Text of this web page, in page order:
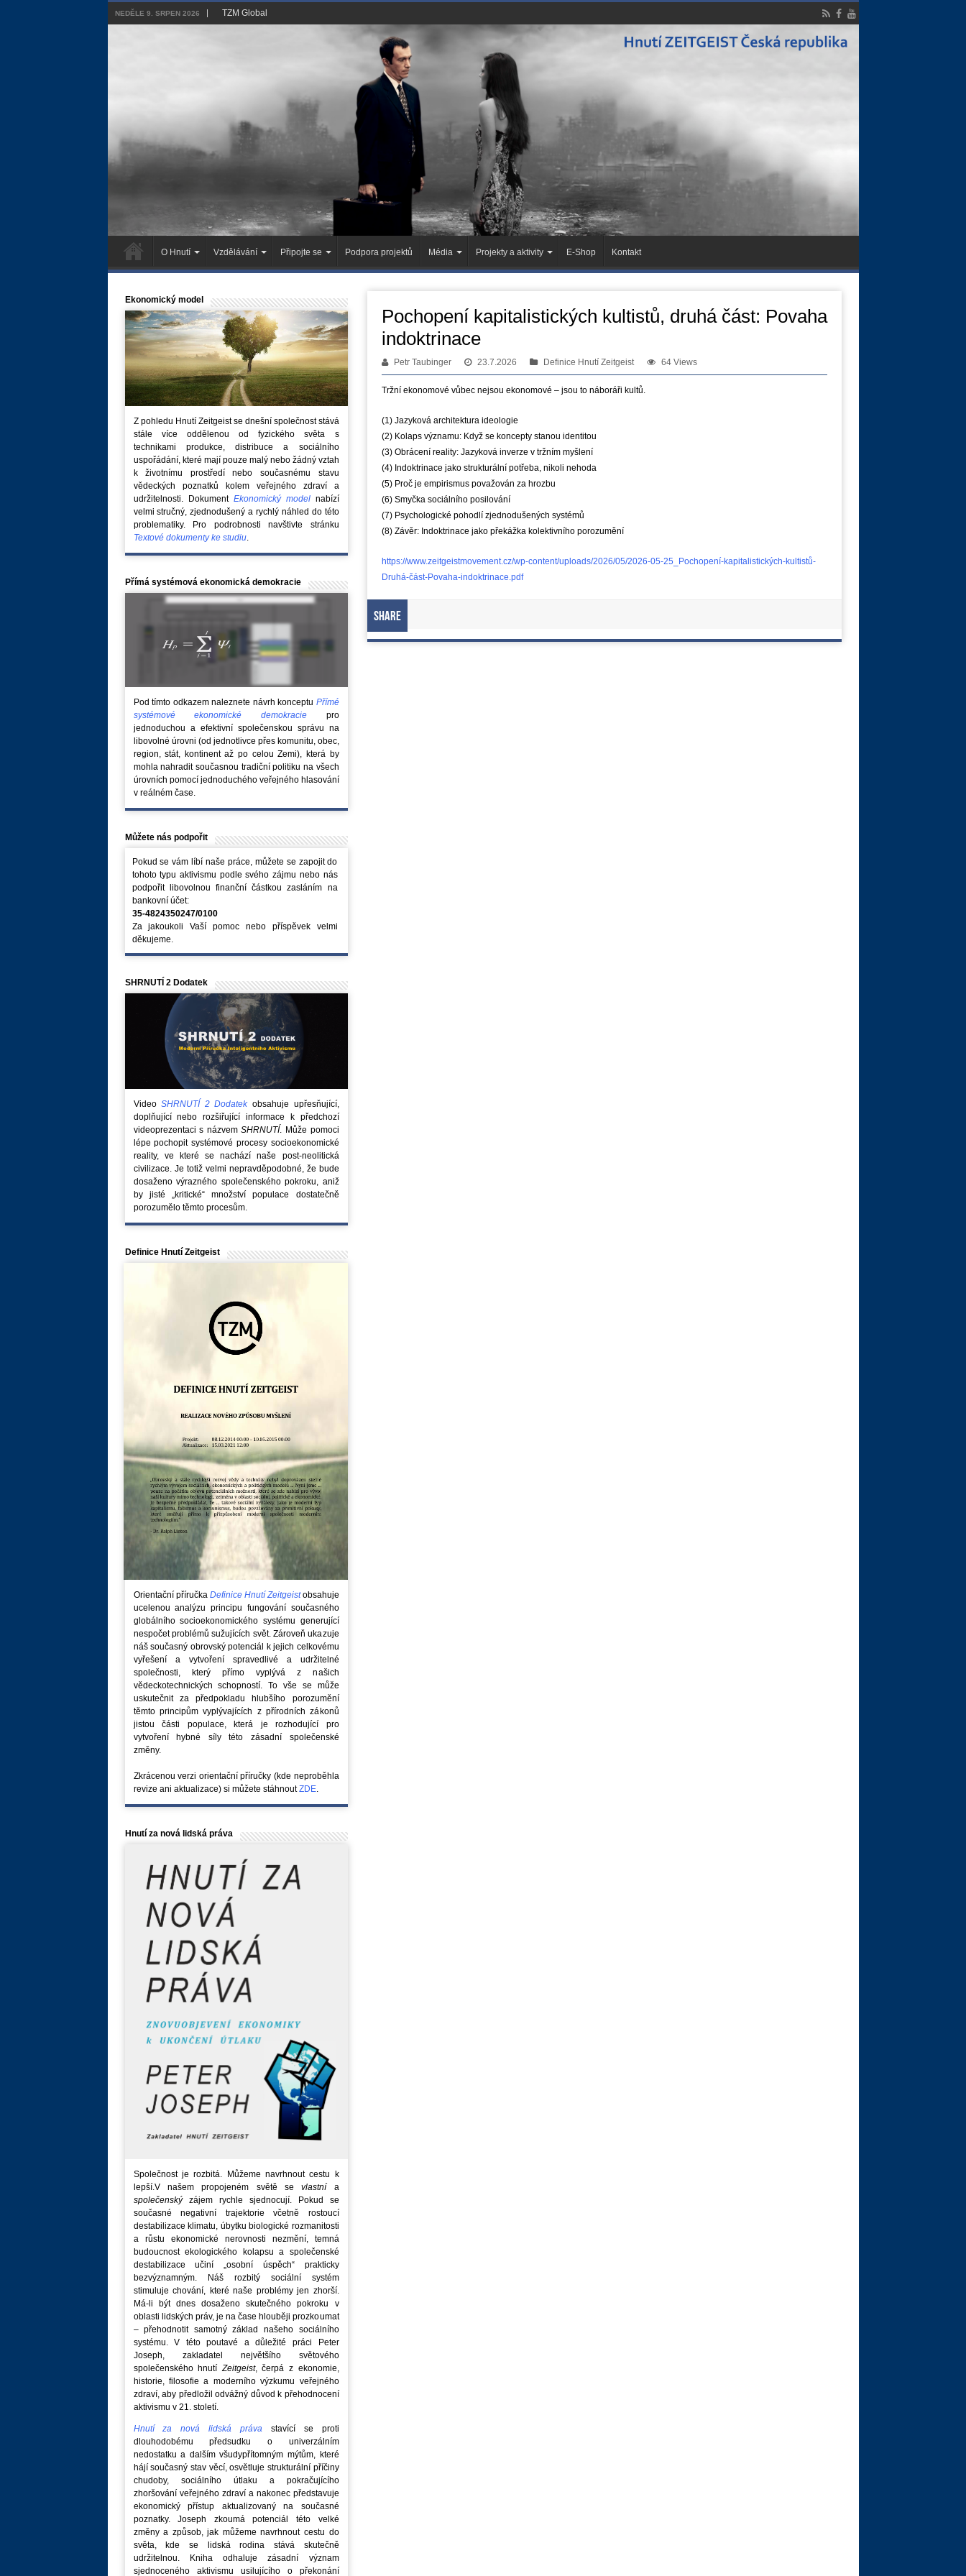
NEDĚLE 9. SRPEN 2026 TZM Global
O Hnutí Vzdělávání Připojte se Podpora projektů Média Projekty a aktivity E-Shop Kontakt
Pochopení kapitalistických kultistů, druhá část: Povaha
indoktrinace
Petr Taubinger 23.7.2026 Definice Hnutí Zeitgeist 64 Views
Tržní ekonomové vůbec nejsou ekonomové – jsou to náboráři kultů.
(1) Jazyková architektura ideologie
(2) Kolaps významu: Když se koncepty stanou identitou
(3) Obrácení reality: Jazyková inverze v tržním myšlení
(4) Indoktrinace jako strukturální potřeba, nikoli nehoda
(5) Proč je empirismus považován za hrozbu
(6) Smyčka sociálního posilování
(7) Psychologické pohodlí zjednodušených systémů
(8) Závěr: Indoktrinace jako překážka kolektivního porozumění
https://www.zeitgeistmovement.cz/wp-content/uploads/2026/05/2026-05-25_Pochopení-kapitalistických-kultistů-
Druhá-část-Povaha-indoktrinace.pdf
Share
Ekonomický model
Z pohledu Hnutí Zeitgeist se dnešní společnost stává
stále více oddělenou od fyzického světa s
technikami produkce, distribuce a sociálního
uspořádání, které mají pouze malý nebo žádný vztah
k životnímu prostředí nebo současnému stavu
vědeckých poznatků kolem veřejného zdraví a
udržitelnosti. Dokument Ekonomický modelnabízí
velmi stručný, zjednodušený a rychlý náhled do této
problematiky. Pro podrobnosti navštivte stránku
Textové dokumenty ke studiu.
Přímá systémová ekonomická demokracie
Pod tímto odkazem naleznete návrh konceptu Přímé
systémové ekonomické demokracie pro
jednoduchou a efektivní společenskou správu na
libovolné úrovni (od jednotlivce přes komunitu, obec,
region, stát, kontinent až po celou Zemi), která by
mohla nahradit současnou tradiční politiku na všech
úrovních pomocí jednoduchého veřejného hlasování
v reálném čase.
Můžete nás podpořit
Pokud se vám líbí naše práce, můžete se zapojit do
tohoto typu aktivismu podle svého zájmu nebo nás
podpořit libovolnou finanční částkou zasláním na
bankovní účet:
35-4824350247/0100
Za jakoukoli Vaší pomoc nebo příspěvek velmi
děkujeme.
SHRNUTÍ 2 Dodatek
VideoSHRNUTÍ 2 Dodatekobsahuje upřesňující,
doplňující nebo rozšiřující informace k předchozí
videoprezentaci s názvemSHRNUTÍ. Může pomoci
lépe pochopit systémové procesy socioekonomické
reality, ve které se nachází naše post-neolitická
civilizace. Je totiž velmi nepravděpodobné, že bude
dosaženo výrazného společenského pokroku, aniž
by jisté „kritické“ množství populace dostatečně
porozumělo těmto procesům.
Definice Hnutí Zeitgeist
Orientační příručka Definice Hnutí Zeitgeistobsahuje
ucelenou analýzu principu fungování současného
globálního socioekonomického systému generující
nespočet problémů sužujících svět. Zároveň ukazuje
náš současný obrovský potenciál k jejich celkovému
vyřešení a vytvoření spravedlivé a udržitelné
společnosti, který přímo vyplývá z našich
vědeckotechnických schopností. To vše se může
uskutečnit za předpokladu hlubšího porozumění
těmto principům vyplývajících z přírodních zákonů
jistou části populace, která je rozhodující pro
vytvoření hybné síly této zásadní společenské
změny.
Zkrácenou verzi orientační příručky (kde neproběhla
revize ani aktualizace) si můžete stáhnoutZDE.
Hnutí za nová lidská práva
Společnost je rozbitá. Můžeme navrhnout cestu k
lepší.V našem propojeném světě sevlastnía
společenskýzájem rychle sjednocují. Pokud se
současné negativní trajektorie včetně rostoucí
destabilizace klimatu, úbytku biologické rozmanitosti
a růstu ekonomické nerovnosti nezmění, temná
budoucnost ekologického kolapsu a společenské
destabilizace učiní „osobní úspěch“ prakticky
bezvýznamným. Náš rozbitý sociální systém
stimuluje chování, které naše problémy jen zhorší.
Má-li být dnes dosaženo skutečného pokroku v
oblasti lidských práv, je na čase hlouběji prozkoumat
– přehodnotit samotný základ našeho sociálního
systému. V této poutavé a důležité práci Peter
Joseph, zakladatel největšího světového
společenského hnutí Zeitgeist, čerpá z ekonomie,
historie, filosofie a moderního výzkumu veřejného
zdraví, aby předložil odvážný důvod k přehodnocení
aktivismu v 21. století.
Hnutí za nová lidská práva stavící se proti
dlouhodobému předsudku o univerzálním
nedostatku a dalším všudypřítomným mýtům, které
hájí současný stav věcí, osvětluje strukturální příčiny
chudoby, sociálního útlaku a pokračujícího
zhoršování veřejného zdraví a nakonec představuje
ekonomický přístup aktualizovaný na současné
poznatky. Joseph zkoumá potenciál této velké
změny a způsob, jak můžeme navrhnout cestu do
světa, kde se lidská rodina stává skutečně
udržitelnou. Kniha odhaluje zásadní význam
sjednoceného aktivismu usilujícího o překonání